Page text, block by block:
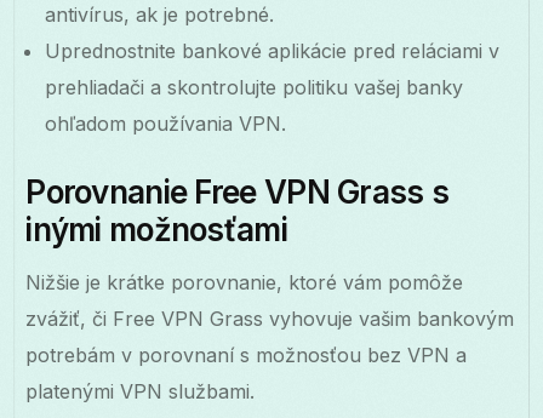
antivírus, ak je potrebné.
Uprednostnite bankové aplikácie pred reláciami v
prehliadači a skontrolujte politiku vašej banky
ohľadom používania VPN.
Porovnanie Free VPN Grass s
inými možnosťami
Nižšie je krátke porovnanie, ktoré vám pomôže
zvážiť, či Free VPN Grass vyhovuje vašim bankovým
potrebám v porovnaní s možnosťou bez VPN a
platenými VPN službami.